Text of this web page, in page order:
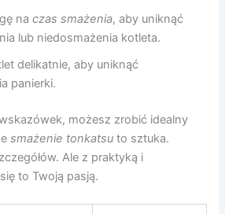
naczas smażenia, aby uniknąć
lub niedosmażenia kotleta.
delikatnie, aby uniknąć
panierki.
możesz zrobić idealny
smażenie tonkatsu to sztuka.
Ale z praktyką i
to Twoją pasją.